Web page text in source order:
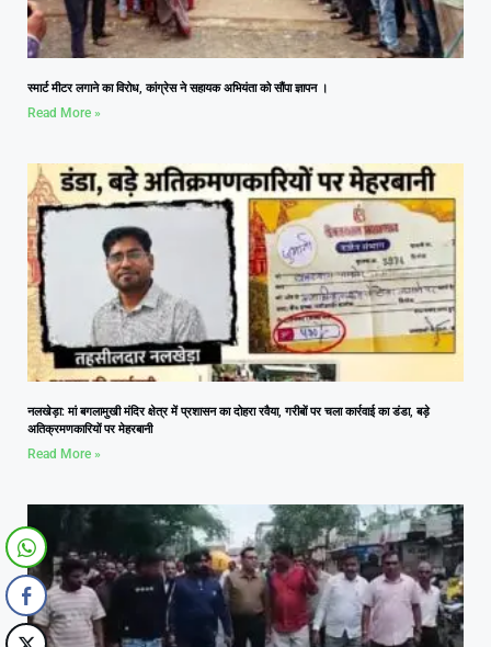
स्मार्ट मीटर लगाने का विरोध, कांग्रेस ने सहायक अभियंता को सौंपा ज्ञापन ।
Read More »
नलखेड़ा: मां बगलामुखी मंदिर क्षेत्र में प्रशासन का दोहरा रवैया, गरीबों पर चला कार्रवाई का डंडा, बड़े
अतिक्रमणकारियों पर मेहरबानी
Read More »